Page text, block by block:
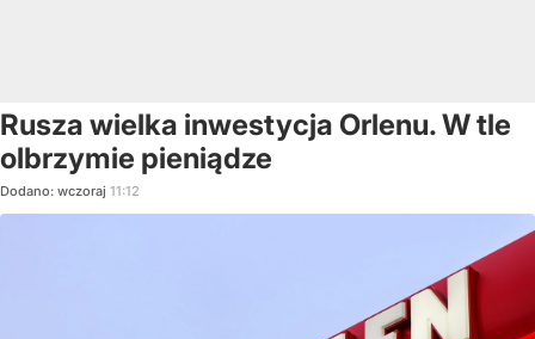
Rusza wielka inwestycja Orlenu. W tle
olbrzymie pieniądze
Dodano: wczoraj 11:12